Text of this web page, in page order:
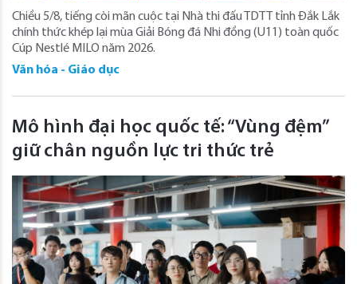
Chiều 5/8, tiếng còi mãn cuộc tại Nhà thi đấu TDTT tỉnh Đắk Lắk
chính thức khép lại mùa Giải Bóng đá Nhi đồng (U11) toàn quốc
Cúp Nestlé MILO năm 2026.
Văn hóa - Giáo dục
Mô hình đại học quốc tế: “Vùng đệm”
giữ chân nguồn lực tri thức trẻ